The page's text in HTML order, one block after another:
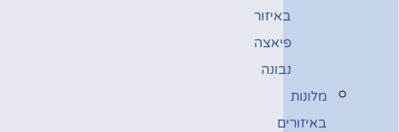
באיזור
פיאצה
נבונה
מלונות
באיזורים